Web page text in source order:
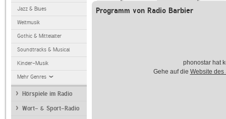
Jazz & Blues
Weltmusik
Gothic & Mittelalter
Soundtracks & Musical
Kinder-Musik
Mehr Genres
Hörspiele im Radio
Wort- & Sport-Radio
Programm von Radio Barbier
phonostar hat
Gehe auf die Website des